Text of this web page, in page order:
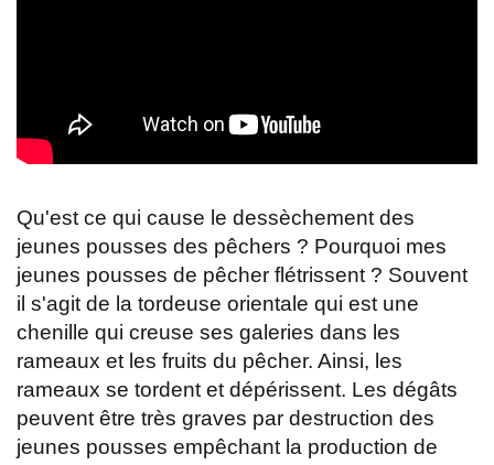
Qu'est ce qui cause le dessèchement des
jeunes pousses des pêchers ? Pourquoi mes
jeunes pousses de pêcher flétrissent ? Souvent
il s'agit de la tordeuse orientale qui est une
chenille qui creuse ses galeries dans les
rameaux et les fruits du pêcher. Ainsi, les
rameaux se tordent et dépérissent. Les dégâts
peuvent être très graves par destruction des
jeunes pousses empêchant la production de